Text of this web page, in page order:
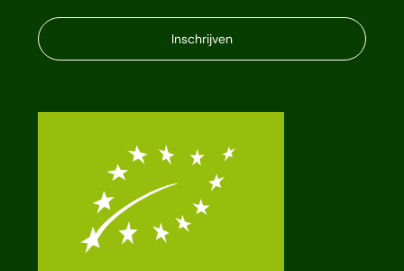
Inschrijven